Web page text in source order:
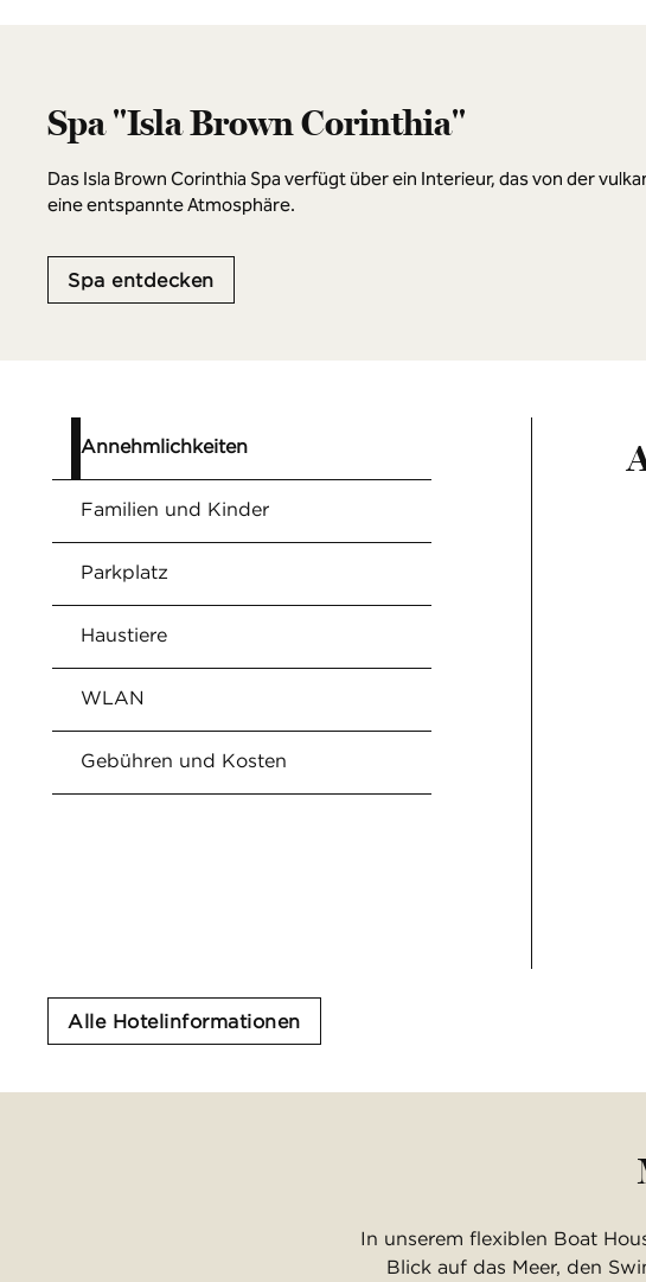
Spa "Isla Brown Corinthia"
Das Isla Brown Corinthia Spa verfügt über ein Interieur, das von der
eine entspannte Atmosphäre.
Spa entdecken
Annehmlichkeiten
Familien und Kinder
Parkplatz
Haustiere
WLAN
Gebühren und Kosten
Alle Hotelinformationen
In unserem flexiblen Boat
Blick auf das Meer, den